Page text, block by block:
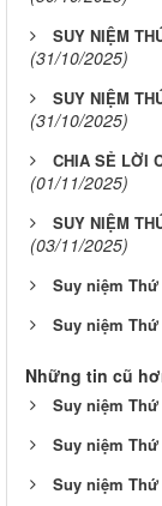
SUY NIỆM
(31/10/2025)
SUY NIỆM
(31/10/2025)
CHIA SẺ LỜI
(01/11/2025)
SUY NIỆM
(03/11/2025)
Suy niệm Thứ
Suy niệm
Những tin cũ
Suy niệm Thứ
Suy niệm
Suy niệm Thứ